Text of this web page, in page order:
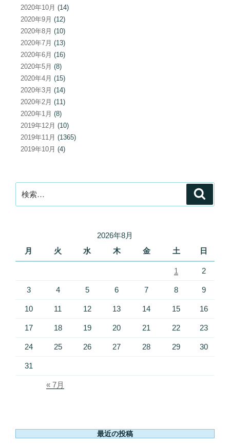
2020年10月 (14)
2020年9月 (12)
2020年8月 (10)
2020年7月 (13)
2020年6月 (16)
2020年5月 (8)
2020年4月 (15)
2020年3月 (14)
2020年2月 (11)
2020年1月 (8)
2019年12月 (10)
2019年11月 (1365)
2019年10月 (4)
索:
2026年8月
月
火 水 木 金 土 日
1 2
3 4 5 6 7 8 9
10 11 12 13 14 15 16
17 18 19 20 21 22 23
24 25 26 27 28 29 30
31
« 7月
最近の投稿